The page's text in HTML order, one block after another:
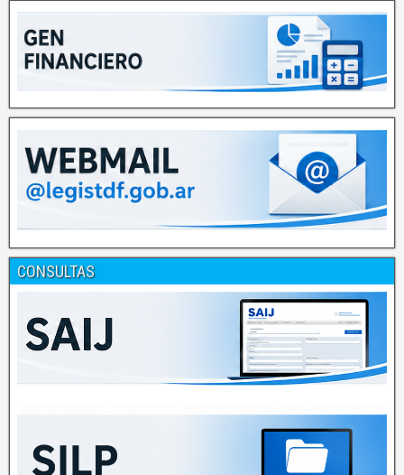
CONSULTAS